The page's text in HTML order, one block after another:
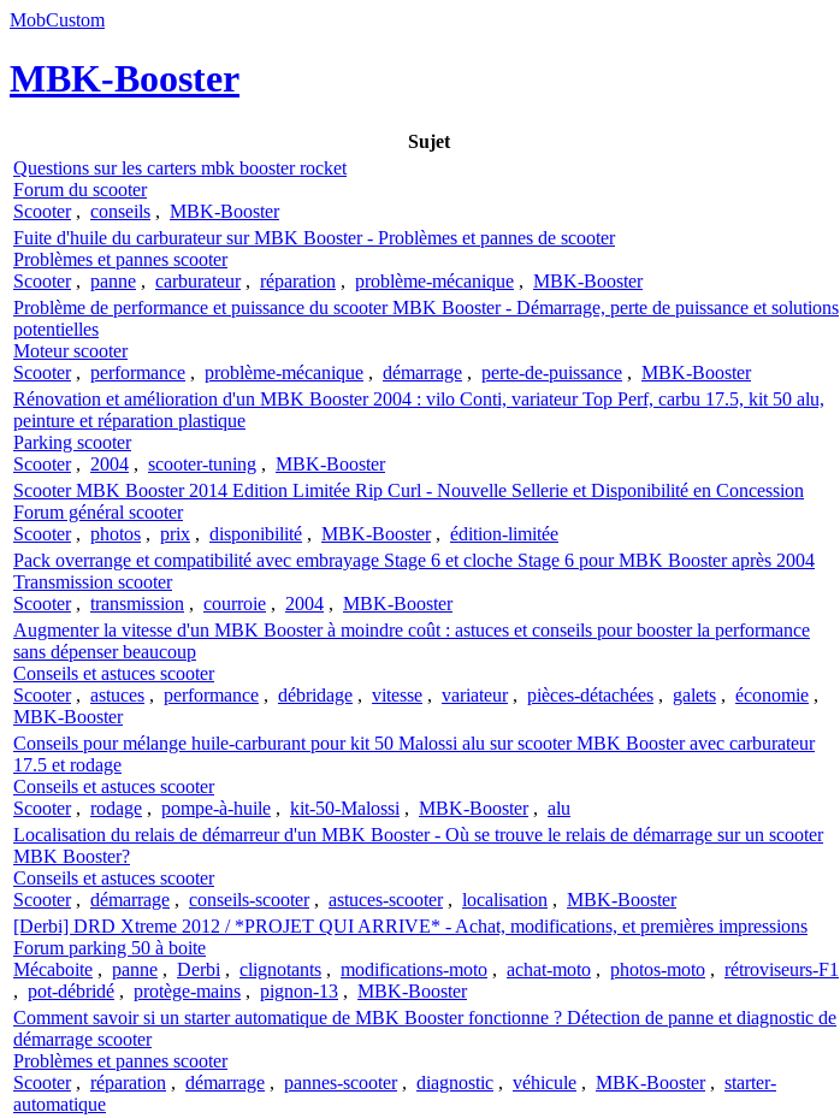
MobCustom
MBK-Booster
Sujet
Questions sur les carters mbk booster rocket
Forum du scooter
Scooter, conseils , MBK-Booster
Fuite d'huile du carburateur sur MBK Booster - Problèmes et pannes de scooter
Problèmes et pannes scooter
Scooter, panne , carburateur, réparation , problème-mécanique , MBK-Booster
Problème de performance et puissance du scooter MBK Booster - Démarrage, perte de puissance et solutions
potentielles
Moteur scooter
Scooter, performance , problème-mécanique , démarrage , perte-de-puissance , MBK-Booster
Rénovation et amélioration d'un MBK Booster 2004 : vilo Conti, variateur Top Perf, carbu 17.5, kit 50 alu,
peinture et réparation plastique
Parking scooter
Scooter, 2004 , scooter-tuning , MBK-Booster
Scooter MBK Booster 2014 Edition Limitée Rip Curl - Nouvelle Sellerie et Disponibilité en Concession
Forum général scooter
Scooter, photos , prix , disponibilité , MBK-Booster, édition-limitée
Pack overrange et compatibilité avec embrayage Stage 6 et cloche Stage 6 pour MBK Booster après 2004
Transmission scooter
Scooter, transmission , courroie , 2004 , MBK-Booster
Augmenter la vitesse d'un MBK Booster à moindre coût : astuces et conseils pour booster la performance
sans dépenser beaucoup
Conseils et astuces scooter
Scooter, astuces , performance , débridage , vitesse , variateur, pièces-détachées , galets , économie ,
MBK-Booster
Conseils pour mélange huile-carburant pour kit 50 Malossi alu sur scooter MBK Booster avec carburateur
17.5 et rodage
Conseils et astuces scooter
Scooter, rodage , pompe-à-huile , kit-50-Malossi , MBK-Booster, alu
Localisation du relais de démarreur d'un MBK Booster - Où se trouve le relais de démarrage sur un scooter
MBK Booster?
Conseils et astuces scooter
Scooter, démarrage , conseils-scooter, astuces-scooter, localisation , MBK-Booster
[Derbi] DRD Xtreme 2012 / *PROJET QUI ARRIVE* - Achat, modifications, et premières impressions
Forum parking 50 à boite
Mécaboite , panne , Derbi , clignotants , modifications-moto , achat-moto , photos-moto , rétroviseurs-F1
, pot-débridé , protège-mains , pignon-13 , MBK-Booster
Comment savoir si un starter automatique de MBK Booster fonctionne ? Détection de panne et diagnostic de
démarrage scooter
Problèmes et pannes scooter
Scooter, réparation , démarrage , pannes-scooter, diagnostic , véhicule , MBK-Booster, starter-
automatique